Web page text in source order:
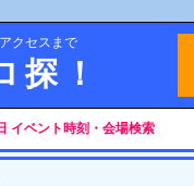
クセスまで
探！
イベント時刻・会場検索